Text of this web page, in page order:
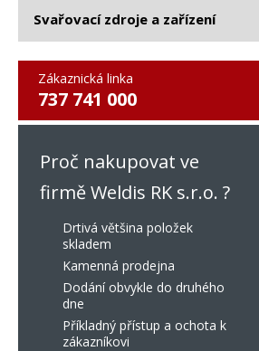
Svařovací zdroje a zařízení
Zákaznická linka
737 741 000
Proč nakupovat ve
firmě Weldis RK s.r.o. ?
Drtivá většina položek
skladem
Kamenná prodejna
Dodání obvykle do druhého
dne
Příkladný přístup a ochota k
zákazníkovi